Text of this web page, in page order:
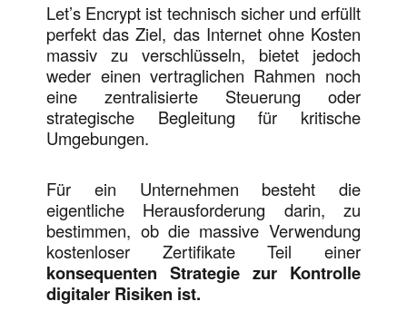
Let’s Encrypt ist technisch sicher und erfüllt
perfekt das Ziel, das Internet ohne Kosten
massiv zu verschlüsseln, bietet jedoch
weder einen vertraglichen Rahmen noch
eine zentralisierte Steuerung oder
strategische Begleitung für kritische
Umgebungen.
Für ein Unternehmen besteht die
eigentliche Herausforderung darin, zu
bestimmen, ob die massive Verwendung
kostenloser Zertifikate Teil einer
konsequenten Strategie zur Kontrolle
digitaler Risiken ist.